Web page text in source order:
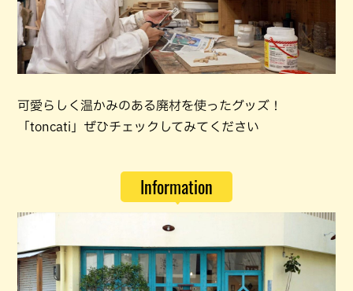
可愛らしく温かみのある廃材を使ったグッズ！
「toncati」ぜひチェックしてみてください
Information